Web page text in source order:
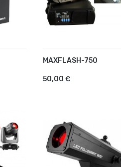
MAXFLASH-750
50,00 €
AJOUTER AU PANIER